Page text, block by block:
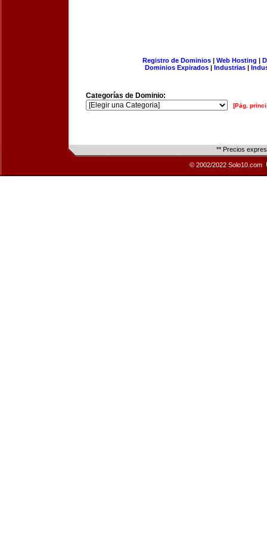
Registro de Dominios| Web Hosting |
Dominios Expirados | Industrias |
Categorías de Dominio:
[Pág.
** Precios
© 2002/2022 Solo10.com